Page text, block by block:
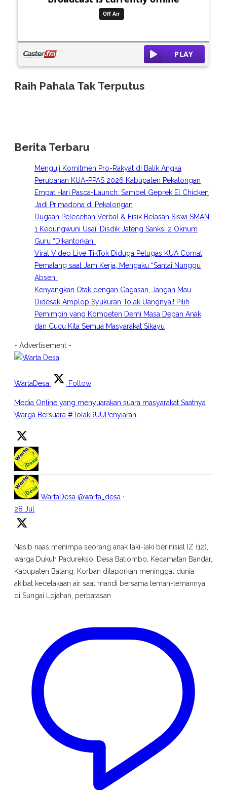
Raih Pahala Tak Terputus
Berita Terbaru
Menguji Komitmen Pro-Rakyat di Balik Angka
Perubahan KUA-PPAS 2026 Kabupaten Pekalongan
Empat Hari Pasca-Launch: Sambel Geprek El Chicken
Jadi Primadona di Pekalongan
Dugaan Pelecehan Verbal & Fisik Belasan Siswi SMAN
1 Kedungwuni Usai: Disdik Jateng Sanksi 2 Oknum
Guru “Dikantorkan”
Viral Video Live TikTok Diduga Petugas KUA Comal
Pemalang saat Jam Kerja, Mengaku “Santai Nunggu
Absen”
Kenyangkan Otak dengan Gagasan, Jangan Mau
Didesak Amplop Syukuran Tolak Uangnya!! Pilih
Pemimpin yang Kompeten Demi Masa Depan Anak
dan Cucu Kita Semua Masyarakat Sikayu
- Advertisement -
WartaDesa Follow
Media Online yang menyuarakan suara masyarakat Saatnya
Warga Bersuara #TolakRUUPenyiaran
WartaDesa @warta_desa ·
28 Jul
Nasib naas menimpa seorang anak laki-laki berinisial IZ (12),
warga Dukuh Padurekso, Desa Batiombo, Kecamatan Bandar,
Kabupaten Batang. Korban dilaporkan meninggal dunia
akibat kecelakaan air saat mandi bersama teman-temannya
di Sungai Lojahan, perbatasan